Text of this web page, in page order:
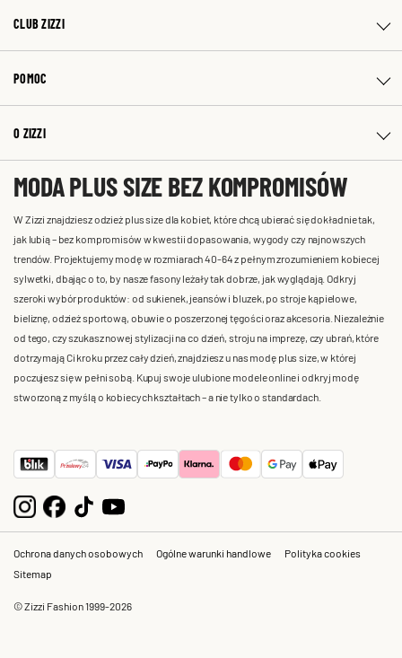
CLUB ZIZZI
POMOC
O ZIZZI
MODA PLUS SIZE BEZ KOMPROMISÓW
W Zizzi znajdziesz odzież plus size dla kobiet, które chcą ubierać się dokładnie tak,
jak lubią – bez kompromisów w kwestii dopasowania, wygody czy najnowszych
trendów. Projektujemy modę w rozmiarach 40-64 z pełnym zrozumieniem kobiecej
sylwetki, dbając o to, by nasze fasony leżały tak dobrze, jak wyglądają. Odkryj
szeroki wybór produktów: od sukienek, jeansów i bluzek, po stroje kąpielowe,
bieliznę, odzież sportową, obuwie o poszerzonej tęgości oraz akcesoria. Niezależnie
od tego, czy szukasz nowej stylizacji na co dzień, stroju na imprezę, czy ubrań, które
dotrzymają Ci kroku przez cały dzień, znajdziesz u nas modę plus size, w której
poczujesz się w pełni sobą. Kupuj swoje ulubione modele online i odkryj modę
stworzoną z myślą o kobiecych kształtach – a nie tylko o standardach.
Ochrona danych osobowych Ogólne warunki handlowe
Polityka cookies
Sitemap
© Zizzi Fashion 1999-2026